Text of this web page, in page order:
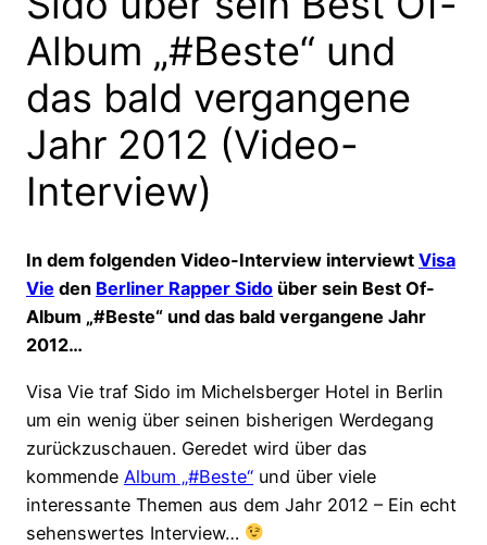
Album „#Beste“ und
das bald vergangene
Jahr 2012 (Video-
Interview)
In dem folgenden Video-Interview interviewt Visa
Vie den Berliner Rapper Sido über sein Best Of-
Album „#Beste“ und das bald vergangene Jahr
2012…
Visa Vie traf Sido im Michelsberger Hotel in Berlin
um ein wenig über seinen bisherigen Werdegang
zurückzuschauen. Geredet wird über das
kommende Album „#Beste“ und über viele
interessante Themen aus dem Jahr 2012 – Ein echt
sehenswertes Interview…